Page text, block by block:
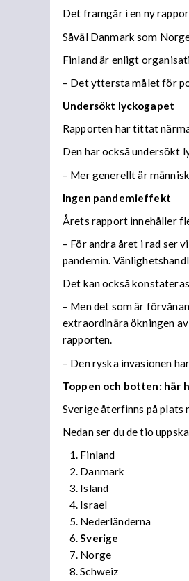
Det framgår i en ny
Såväl Danmark som
Finland är enligt
– Det yttersta målet för
Undersökt lyckogapet
Rapporten har tittat
Den har också undersökt
– Mer generellt är
Ingen pandemieffekt
Årets rapport innehåller
– För andra året i rad ser
pandemin.
Det kan också
– Men det som är
extraordinära ökningen
rapporten.
– Den ryska invasionen
Toppen och botten: här
Sverige återfinns på plats
Nedan ser du de tio
Finland
Danmark
Island
Israel
Nederländerna
Sverige
Norge
Schweiz